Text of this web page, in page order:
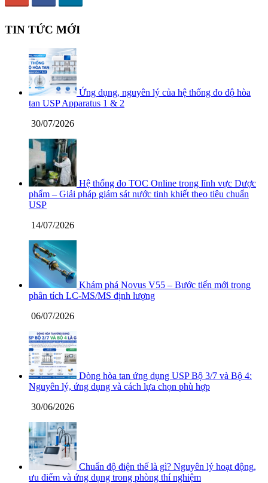
TIN TỨC MỚI
Ứng dụng, nguyên lý của hệ thống đo độ hòa
tan USP Apparatus 1 & 2
30/07/2026
Hệ thống đo TOC Online trong lĩnh vực Dược
phẩm – Giải pháp giám sát nước tinh khiết theo tiêu chuẩn
USP
14/07/2026
Khám phá Novus V55 – Bước tiến mới trong
phân tích LC-MS/MS định lượng
06/07/2026
Dòng hòa tan ứng dụng USP Bộ 3/7 và Bộ 4:
Nguyên lý, ứng dụng và cách lựa chọn phù hợp
30/06/2026
Chuẩn độ điện thế là gì? Nguyên lý hoạt động,
ưu điểm và ứng dụng trong phòng thí nghiệm